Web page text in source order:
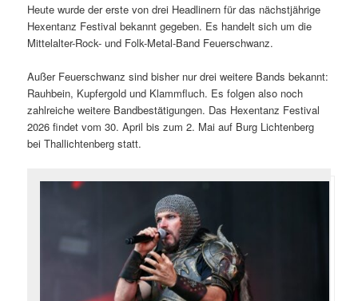
Heute wurde der erste von drei Headlinern für das nächstjährige
Hexentanz Festival bekannt gegeben. Es handelt sich um die
Mittelalter-Rock- und Folk-Metal-Band Feuerschwanz.
Außer Feuerschwanz sind bisher nur drei weitere Bands bekannt:
Rauhbein, Kupfergold und Klammfluch. Es folgen also noch
zahlreiche weitere Bandbestätigungen. Das Hexentanz Festival
2026 findet vom 30. April bis zum 2. Mai auf Burg Lichtenberg
bei Thallichtenberg statt.